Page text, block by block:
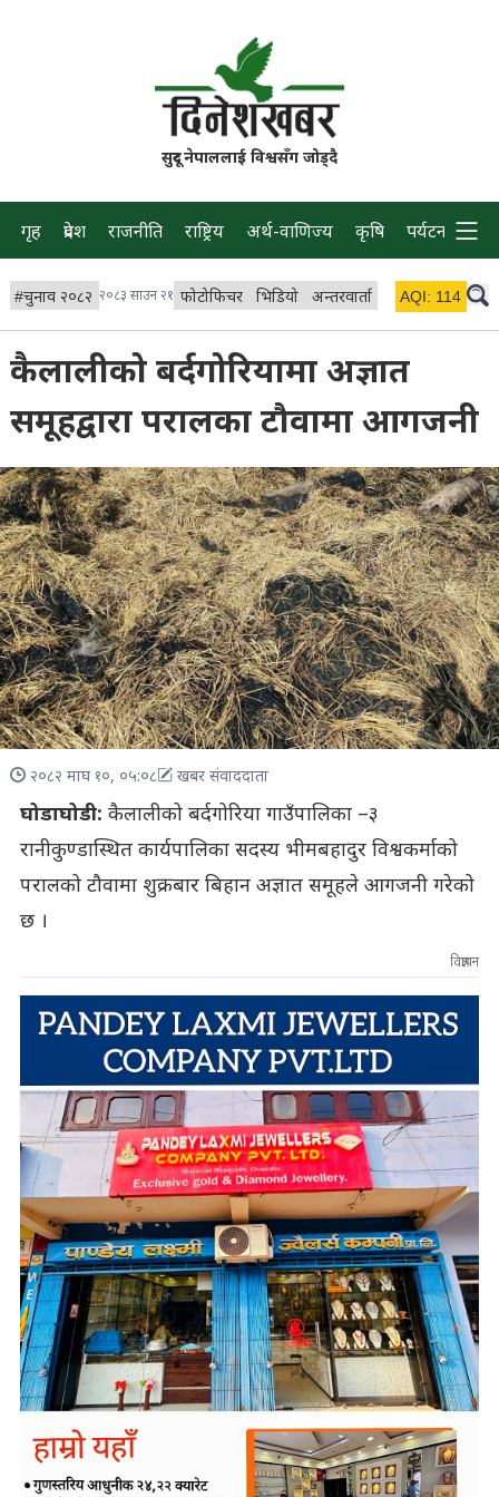
सुदूर नेपाललाई विश्वसँग जोड्दै
गृह प्रदेश राजनीति राष्ट्रिय अर्थ-वाणिज्य कृषि पर्यटन प्रवास
#चुनाव २०८२ २०८३ साउन २१ फोटोफिचर भिडियो अन्तरवार्ता विचार/ब्लग
AQI: 114
कैलालीको बर्दगोरियामा अज्ञात
समूहद्वारा परालका टौवामा आगजनी
२०८२ माघ १०, ०५:०८ खबर संवाददाता
घोडाघोडी: कैलालीको बर्दगोरिया गाउँपालिका –३
रानीकुण्डास्थित कार्यपालिका सदस्य भीमबहादुर विश्वकर्माको
परालको टौवामा शुक्रबार बिहान अज्ञात समूहले आगजनी गरेको
छ ।
विज्ञापन